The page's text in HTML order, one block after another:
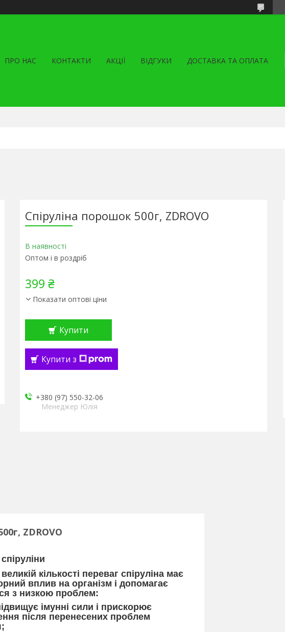
ПРО НАС КОНТАКТИ АКЦІЇ ВІДГУКИ ДОСТАВКА ТА ОПЛАТА
Спіруліна порошок 500г, ZDROVO
В наявності
Оптом і в роздріб
399 ₴
Показати оптові ціни
Купити
Купити з
+380 (97) 550-32-06
Менеджер Юлія
ZDROVO
кількості переваг спіруліна має
вплив на організм і допомагає
з низкою проблем:
імунні сили і прискорює
після перенесених проблем